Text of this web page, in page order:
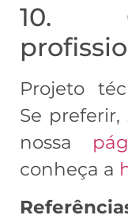
10.
Projeto
Se
nossa
conheça a